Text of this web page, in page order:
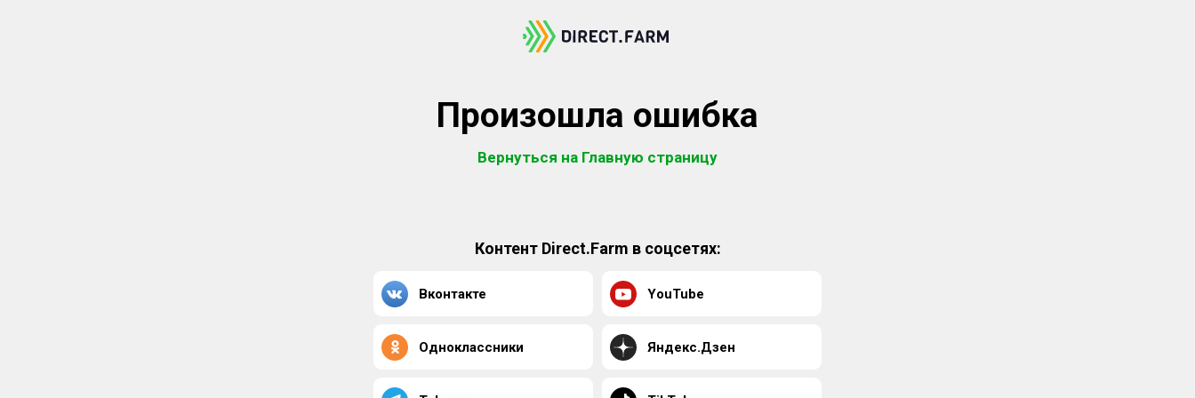
Произошла ошибка
Вернуться на Главную страницу
Контент Direct.Farm в соцсетях:
Вконтакте YouTube
Одноклассники Яндекс.Дзен